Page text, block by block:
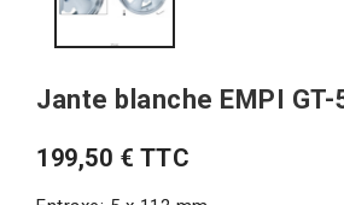
Jante blanche EMPI
199,50 € TTC